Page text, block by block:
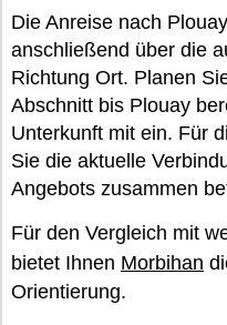
Die Anreise nach
anschließend über die
Richtung Ort. Planen
Abschnitt bis Plouay
Unterkunft mit ein. Für
Sie die aktuelle
Angebots zusammen
Für den Vergleich mit
bietet Ihnen Morbihan
Orientierung.